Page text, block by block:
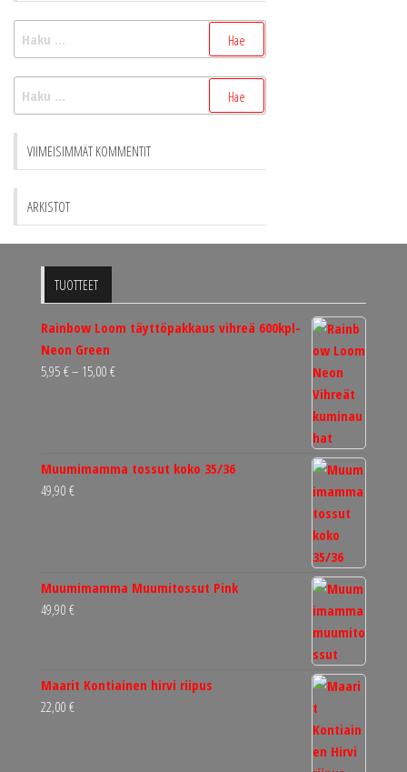
Haku:
Haku:
VIIMEISIMMÄT KOMMENTIT
ARKISTOT
TUOTTEET
Rainbow Loom täyttöpakkaus vihreä 600kpl-
Neon Green
5,95 €– 15,00 €Hintaluokka:
Muumimamma tossut koko 35/36
49,90 €
Muumimamma Muumitossut Pink
49,90 €
Maarit Kontiainen hirvi riipus
22,00 €